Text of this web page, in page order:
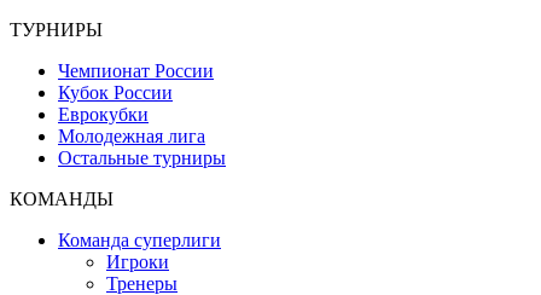
ТУРНИРЫ
Чемпионат России
Кубок России
Еврокубки
Молодежная лига
Остальные турниры
КОМАНДЫ
Команда суперлиги
Игроки
Тренеры